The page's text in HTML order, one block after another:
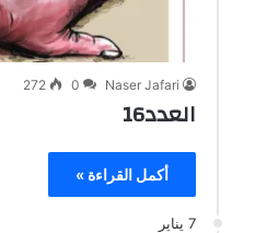
Naser Jafari
0
272
العدد16
أكمل القراءة »
7 يناير